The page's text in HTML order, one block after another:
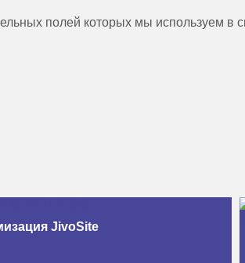
полей которых мы используем в
JivoSite